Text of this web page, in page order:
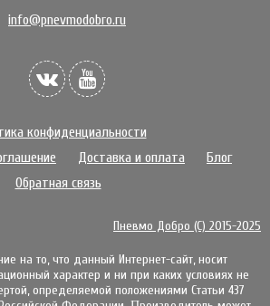
info@pnevmodobro.ru
конфиденциальности
Доставка и оплата
Блог
Обратная связь
Пневмо Добро (С) 2015-2025
на то, что данный Интернет-сайт, носит
характер и ни при каких условиях не
определяемой положениями Статьи 437